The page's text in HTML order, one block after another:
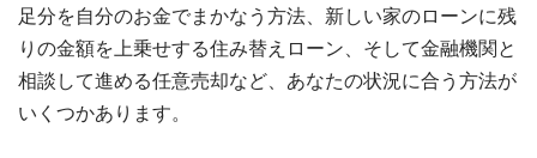
足分を自分のお金でまかなう方法、新しい家のローンに残
りの金額を上乗せする住み替えローン、そして金融機関と
相談して進める任意売却など、あなたの状況に合う方法が
いくつかあります。